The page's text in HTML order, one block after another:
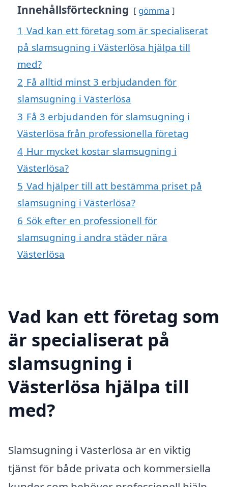
Innehållsförteckning gömma
1 Vad kan ett företag som är specialiserat
på slamsugning i Västerlösa hjälpa till
med?
2 Få alltid minst 3 erbjudanden för
slamsugning i Västerlösa
3 Få 3 erbjudanden för slamsugning i
Västerlösa från professionella företag
4 Hur mycket kostar slamsugning i
Västerlösa?
5 Vad hjälper till att bestämma priset på
slamsugning i Västerlösa?
6 Sök efter en professionell för
slamsugning i andra städer nära
Västerlösa
Vad kan ett företag som
är specialiserat på
slamsugning i
Västerlösa hjälpa till
med?
Slamsugning i Västerlösa är en viktig
tjänst för både privata och kommersiella